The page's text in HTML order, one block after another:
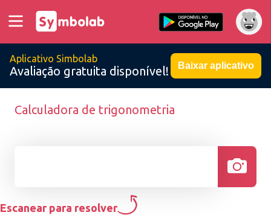
Aplicativo Simbolab
Avaliação gratuita disponível! Baixar aplicativo
Calculadora de trigonometria
Escanear para resolver